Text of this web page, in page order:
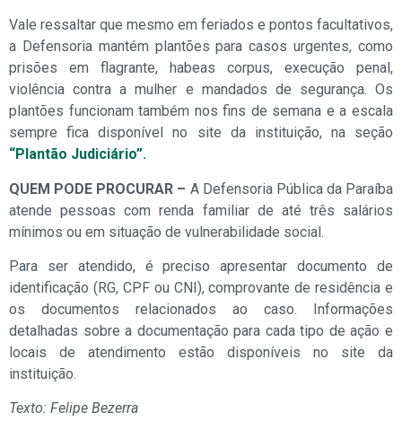
Vale ressaltar que mesmo em feriados e pontos facultativos,
a Defensoria mantém plantões para casos urgentes, como
prisões em flagrante, habeas corpus, execução penal,
violência contra a mulher e mandados de segurança. Os
plantões funcionam também nos fins de semana e a escala
sempre fica disponível no site da instituição, na seção
“Plantão Judiciário”.
QUEM PODE PROCURAR – A Defensoria Pública da Paraíba
atende pessoas com renda familiar de até três salários
mínimos ou em situação de vulnerabilidade social.
Para ser atendido, é preciso apresentar documento de
identificação (RG, CPF ou CNI), comprovante de residência e
os documentos relacionados ao caso. Informações
detalhadas sobre a documentação para cada tipo de ação e
locais de atendimento estão disponíveis no site da
instituição.
Texto: Felipe Bezerra